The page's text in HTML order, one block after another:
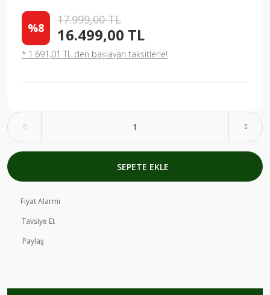
%8
17.999,00 TL
16.499,00 TL
* 1.691,01 TL den başlayan taksitlerle!
SEPETE EKLE
Fiyat Alarmı
Tavsiye Et
Paylaş